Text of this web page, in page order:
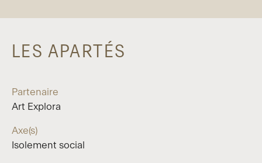
LES APARTÉS
Partenaire
Art Explora
Axe(s)
Isolement social